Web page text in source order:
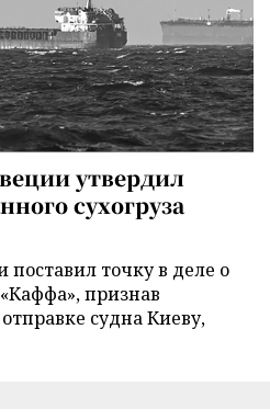
утвердил
сухогруза
точку в деле о
признав
судна Киеву,